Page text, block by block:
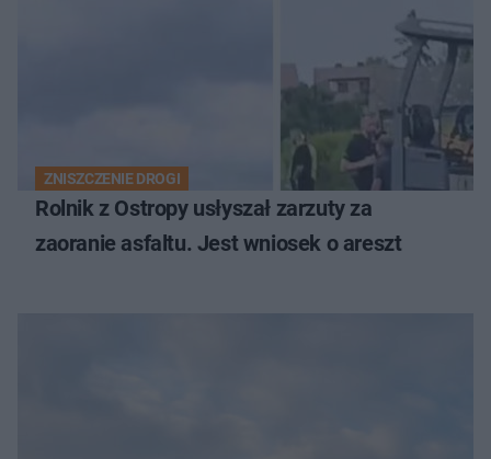
ZNISZCZENIE DROGI
Rolnik z Ostropy usłyszał zarzuty za
zaoranie asfaltu. Jest wniosek o areszt